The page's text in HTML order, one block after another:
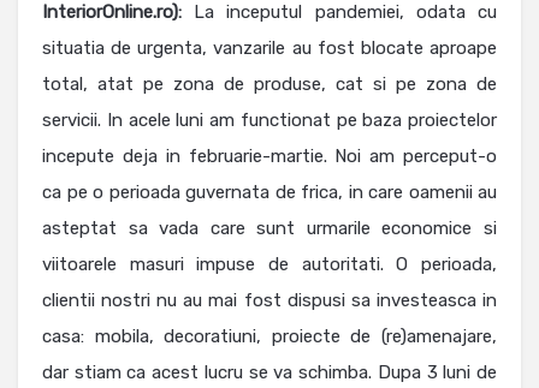
InteriorOnline.ro): La inceputul pandemiei, odata cu
situatia de urgenta, vanzarile au fost blocate aproape
total, atat pe zona de produse, cat si pe zona de
servicii. In acele luni am functionat pe baza proiectelor
incepute deja in februarie-martie. Noi am perceput-o
ca pe o perioada guvernata de frica, in care oamenii au
asteptat sa vada care sunt urmarile economice si
viitoarele masuri impuse de autoritati. O perioada,
clientii nostri nu au mai fost dispusi sa investeasca in
casa: mobila, decoratiuni, proiecte de (re)amenajare,
dar stiam ca acest lucru se va schimba. Dupa 3 luni de